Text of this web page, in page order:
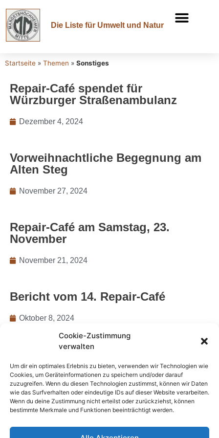
Cookie-Zustimmung
verwalten
Um dir ein optimales Erlebnis zu bieten, verwenden wir Technologien wie
Cookies, um Geräteinformationen zu speichern und/oder darauf
zuzugreifen. Wenn du diesen Technologien zustimmst, können wir Daten
wie das Surfverhalten oder eindeutige IDs auf dieser Website verarbeiten.
Wenn du deine Zustimmung nicht erteilst oder zurückziehst, können
bestimmte Merkmale und Funktionen beeinträchtigt werden.
Die Liste für Umwelt und Natur
Startseite » Themen » Sonstiges
Repair-Café spendet für
Würzburger Straßenambulanz
Dezember 4, 2024
Vorweihnachtliche Begegnung am
Alten Steg
November 27, 2024
Repair-Café am Samstag, 23.
November
November 21, 2024
Bericht vom 14. Repair-Café
Oktober 8, 2024
September 20, 2024
Repair-Café am Samstag, 21.
September 2024